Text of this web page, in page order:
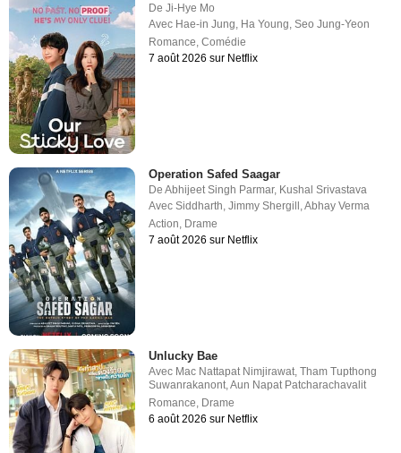
DeJi-Hye Mo
Avec Hae-in Jung Ha Young ,Seo Jung-Yeon
Romance ,Comédie
7 août 2026 sur Netflix
Operation Safed Saagar
DeAbhijeet Singh Parmar, Kushal Srivastava
AvecSiddharth,Jimmy Shergill ,Abhay Verma
Action, Drame
7 août 2026 sur Netflix
Unlucky Bae
Avec Mac Nattapat Nimjirawat,Tham Tupthong
Suwanrakanont,Aun Napat Patcharachavalit
Romance, Drame
6 août 2026 sur Netflix